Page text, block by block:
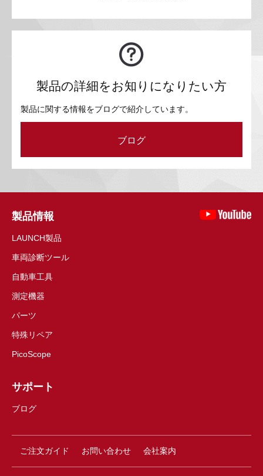
製品の詳細をお知りになりたい方
製品に関する情報をブログで紹介しています。
ブログ
製品情報
LAUNCH製品
車両診断ツール
自動車工具
測定機器
パーツ
特殊リペア
PicoScope
サポート
ブログ
ご注文ガイド お問い合わせ 会社案内